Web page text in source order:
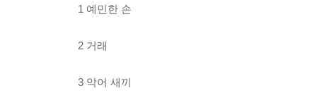
1 예민한 손
2 거래
3 악어 새끼